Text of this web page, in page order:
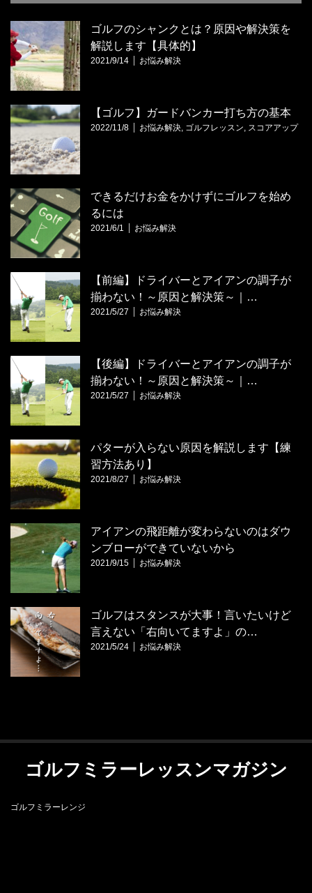
ゴルフのシャンクとは？原因や解決策を
解説します【具体的】
2021/9/14 お悩み解決
【ゴルフ】ガードバンカー打ち方の基本
2022/11/8 お悩み解決 ゴルフレッスン スコアアップ
できるだけお金をかけずにゴルフを始め
るには
2021/6/1 お悩み解決
【前編】ドライバーとアイアンの調子が
揃わない！～原因と解決策～｜…
2021/5/27 お悩み解決
【後編】ドライバーとアイアンの調子が
揃わない！～原因と解決策～｜…
2021/5/27 お悩み解決
パターが入らない原因を解説します【練
習方法あり】
2021/8/27 お悩み解決
アイアンの飛距離が変わらないのはダウ
ンブローができていないから
2021/9/15 お悩み解決
ゴルフはスタンスが大事！言いたいけど
言えない「右向いてますよ」の…
2021/5/24 お悩み解決
ゴルフミラーレッスンマガジン
ゴルフミラーレンジ